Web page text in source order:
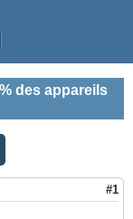
des appareils
#1